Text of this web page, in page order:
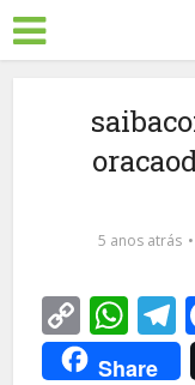
5 anos atrás
Copy
Link
Share